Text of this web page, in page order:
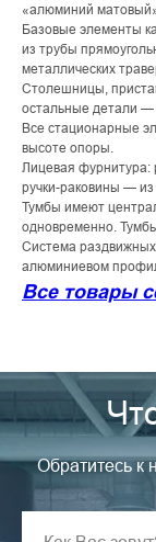
«алюминий
Базовые элементы
из трубы
металлических
Столешницы,
остальные детали
Все стационарные
высоте опоры.
Лицевая фурнитура:
ручки-раковины —
Тумбы имеют
одновременно.
Система
алюминиевом
Все товары
Обратитесь